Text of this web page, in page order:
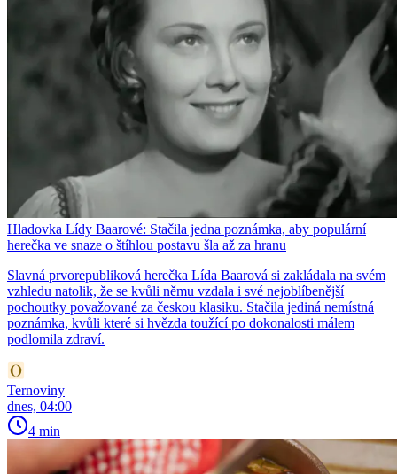
Hladovka Lídy Baarové: Stačila jedna poznámka, aby populární
herečka ve snaze o štíhlou postavu šla až za hranu
Slavná prvorepubliková herečka Lída Baarová si zakládala na svém
vzhledu natolik, že se kvůli němu vzdala i své nejoblíbenější
pochoutky považované za českou klasiku. Stačila jediná nemístná
poznámka, kvůli které si hvězda toužící po dokonalosti málem
podlomila zdraví.
Ternoviny
dnes, 04:00
4 min